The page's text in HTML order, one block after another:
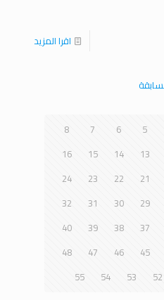
اقرا المزيد
5
6
7
8
13
14
15
16
21
22
23
24
29
30
31
32
37
38
39
40
45
46
47
48
52
53
54
55